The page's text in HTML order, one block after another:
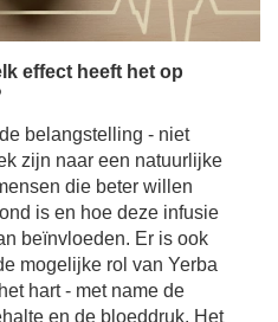
zijn naar een natuurlijke
die beter willen
is en hoe deze infusie
beïnvloeden. Er is ook
mogelijke rol van Yerba
hart - met name de
en de bloeddruk. Het
yerba mate de afgelopen
van talloze